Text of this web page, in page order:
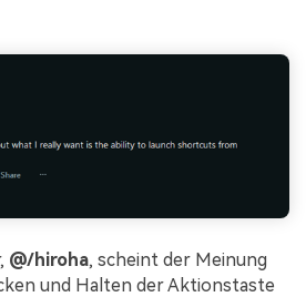
@/hiroha, scheint der Meinung
und Halten der Aktionstaste